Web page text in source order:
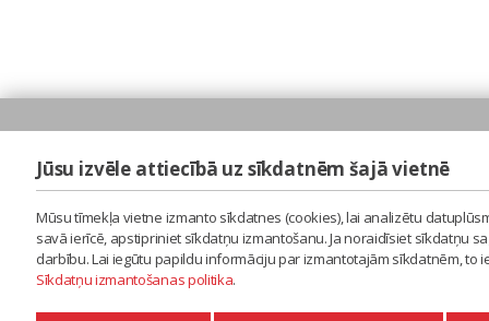
Jūsu izvēle attiecībā uz sīkdatnēm šajā vietnē
Mūsu tīmekļa vietne izmanto sīkdatnes (cookies), lai analizētu
savā ierīcē, apstipriniet sīkdatņu izmantošanu. Ja noraidīsiet sīkdatņu
darbību. Lai iegūtu papildu informāciju par izmantotajām sīkdatnēm,
Sīkdatņu izmantošanas politika.